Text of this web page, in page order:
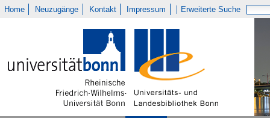
Home Neuzugänge Kontakt Impressum Erweiterte Suche